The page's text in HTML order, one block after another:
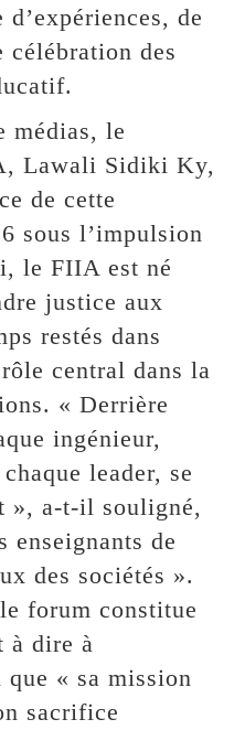
de
célébration des
médias, le
Lawali Sidiki Ky,
de cette
sous l’impulsion
le FIIA est né
justice aux
restés dans
central dans la
« Derrière
ingénieur,
leader, se
», a-t-il souligné,
enseignants de
des sociétés ».
forum constitue
à dire à
« sa mission
sacrifice